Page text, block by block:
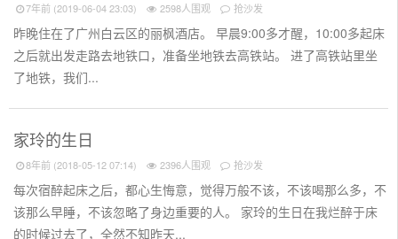
7年前 (2019-06-04 23:03) 2598人围观 抢沙发
昨晚住在了广州白云区的丽枫酒店。 早晨9:00多才醒，10:00多起床
之后就出发走路去地铁口，准备坐地铁去高铁站。 进了高铁站里坐
了地铁，我们...
家玲的生日
8年前 (2018-05-12 07:14) 2396人围观 抢沙发
每次宿醉起床之后，都心生悔意，觉得万般不该，不该喝那么多，不
该那么早睡，不该忽略了身边重要的人。 家玲的生日在我烂醉于床
的时候过去了，全然不知昨天...